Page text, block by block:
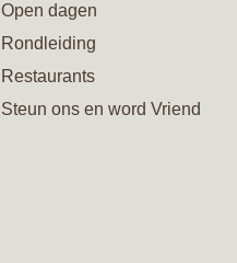
Open dagen
Rondleiding
Restaurants
Steun ons en word Vriend